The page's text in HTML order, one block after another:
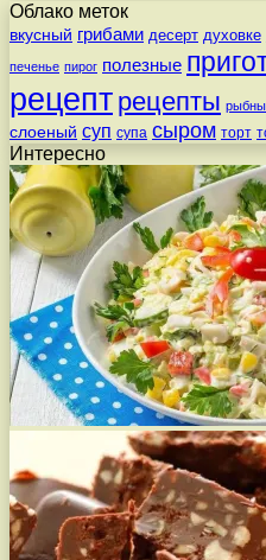
Облако меток
вкусный грибами десерт духовке
печенье пирог полезные
рецепт рецепты
слоеный суп супа сыром торт
Интересно